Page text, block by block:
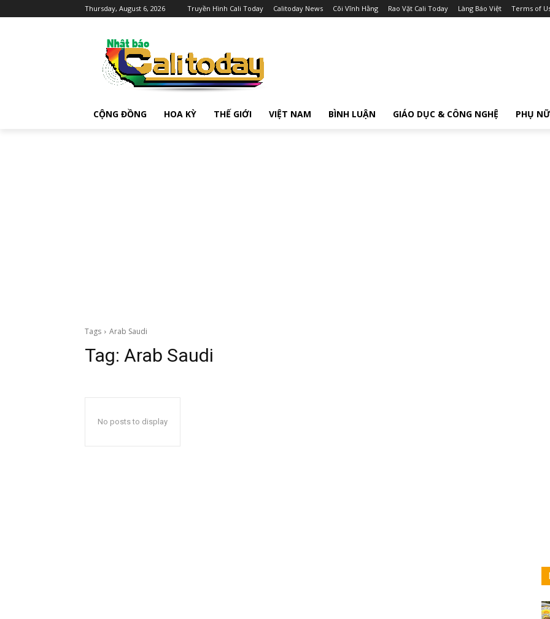
Thursday, August 6, 2026 Truyền Hình Cali Today Calitoday News Cõi Vĩnh Hằng Rao Vặt Cali Today Làng Báo Việt Terms of
CỘNG ĐỒNG HOA KỲ THẾ GIỚI VIỆT NAM BÌNH LUẬN GIÁO DỤC & CÔNG NGHỆ PHỤ NỮ
Tags Arab Saudi
Tag: Arab Saudi
No posts to display